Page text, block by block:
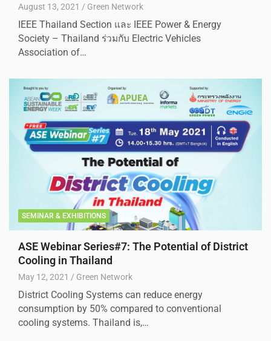
August 13, 2021 Green Network
IEEE Thailand Section และ IEEE Power & Energy
Society – Thailand ร่วมกับ Electric Vehicles
Association of…
SEMINAR & EXHIBITIONS
ASE Webinar Series#7: The Potential of District
Cooling in Thailand
May 12, 2021 Green Network
District Cooling Systems can reduce energy
consumption by 50% compared to conventional
cooling systems. Thailand is,…